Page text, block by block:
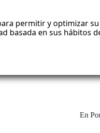
permitir y optimizar
basada en sus hábitos
En